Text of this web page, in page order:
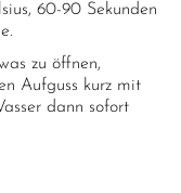
60-90 Sekunden
zu öffnen,
Aufguss kurz mit
dann sofort